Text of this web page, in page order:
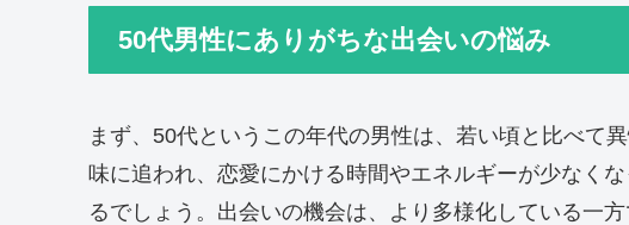
50代男性にありがちな出会いの悩み
まず、50代というこの年代の男性は、若い頃と比べて
味に追われ、恋愛にかける時間やエネルギーが少なく
るでしょう。出会いの機会は、より多様化している一